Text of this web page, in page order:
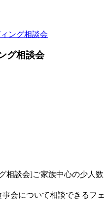
グ相談会
相談会]ご家族中心の少人数
会について相談できるフェ